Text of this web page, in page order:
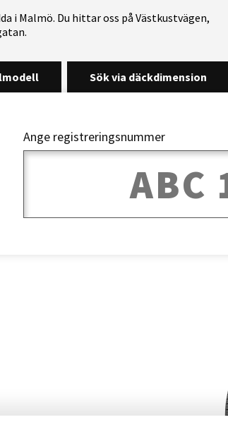
i Malmö. Du hittar oss på Västkustvägen,
Sök via däckdimension
Ange registreringsnummer